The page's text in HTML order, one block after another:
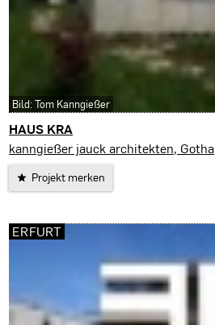
HAUS KRA
Erfurt
kanngießer jauck architekten, Gotha
Projekt merken
Bild: Tom Kanngießer
ERFURT